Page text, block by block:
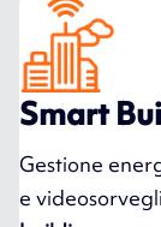
Smart
Gestione
e